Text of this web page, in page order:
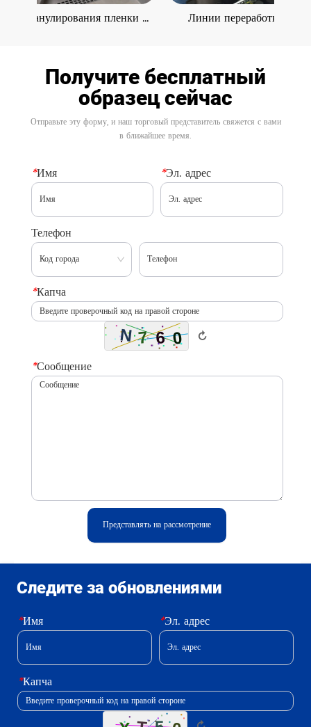
гранулирования пленки Линии переработки
Получите бесплатный
образец сейчас
Отправьте эту форму, и наш торговый представитель свяжется с вами
в ближайшее время.
*Имя *Эл. адрес
Телефон
*Капча
↻
*Сообщение
Представлять на рассмотрение
Следите за обновлениями
*Имя *Эл. адрес
*Капча